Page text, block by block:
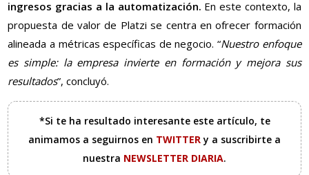
ingresos gracias a la automatización. En este contexto, la
propuesta de valor de Platzi se centra en ofrecer formación
alineada a métricas específicas de negocio. “Nuestro enfoque
es simple: la empresa invierte en formación y mejora sus
resultados”, concluyó.
*Si te ha resultado interesante este artículo, te
animamos a seguirnos en TWITTERy a suscribirte a
nuestra NEWSLETTER DIARIA.